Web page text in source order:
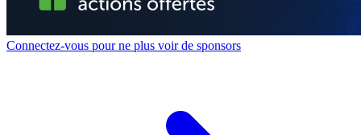
Connectez-vous pour ne plus voir de sponsors